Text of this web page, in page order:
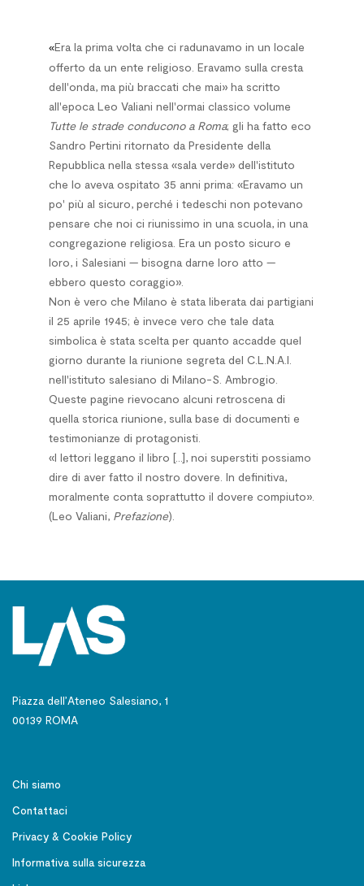
«Era la prima volta che ci radunavamo in un locale
offerto da un ente religioso. Eravamo sulla cresta
dell'onda, ma più braccati che mai» ha scritto
all'epoca Leo Valiani nell'ormai classico volume
Tutte le strade conducono a Roma; gli ha fatto eco
Sandro Pertini ritornato da Presidente della
Repubblica nella stessa «sala verde» dell'istituto
che lo aveva ospitato 35 anni prima: «Eravamo un
po' più al sicuro, perché i tedeschi non potevano
pensare che noi ci riunissimo in una scuola, in una
congregazione religiosa. Era un posto sicuro e
loro, i Salesiani — bisogna darne loro atto —
ebbero questo coraggio».
Non è vero che Milano è stata liberata dai partigiani
il 25 aprile 1945; è invece vero che tale data
simbolica è stata scelta per quanto accadde quel
giorno durante la riunione segreta del C.L.N.A.I.
nell'istituto salesiano di Milano-S. Ambrogio.
Queste pagine rievocano alcuni retroscena di
quella storica riunione, sulla base di documenti e
testimonianze di protagonisti.
«I lettori leggano il libro [...], noi superstiti possiamo
dire di aver fatto il nostro dovere. In definitiva,
moralmente conta soprattutto il dovere compiuto».
(Leo Valiani, Prefazione).
Piazza dell’Ateneo Salesiano, 1
00139 ROMA
Chi siamo
Contattaci
Privacy & Cookie Policy
Informativa sulla sicurezza